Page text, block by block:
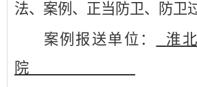
法、 案例 、 正当防卫、 防卫
案例报送单位 ：
淮
院